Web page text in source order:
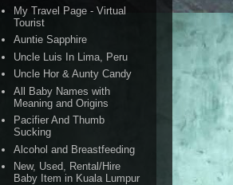
My Travel Page - Virtual
Tourist
Auntie Sapphire
Uncle Luis In Lima, Peru
Uncle Hor & Aunty Candy
All Baby Names with
Meaning and Origins
Pacifier And Thumb
Sucking
Alcohol and Breastfeeding
New, Used, Rental/Hire
Baby Item in Kuala Lumpur